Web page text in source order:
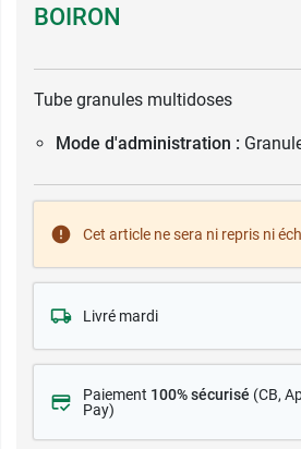
BOIRON
Tube granules multidoses
Mode d'administration :
Cet article ne sera ni repris ni
Livré mardi
Paiement 100% sécurisé (CB,
Pay)